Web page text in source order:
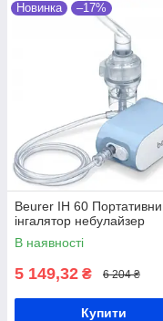
Новинка –17%
Beurer IH 60
інгалятор небулайзер
В наявності
5 149,32 ₴ 6 204 ₴
Купити